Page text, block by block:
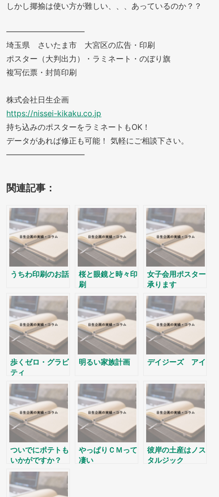
しかし揶揄は使い方が難しい、、、あっているのか？？
——————————
埼玉県 さいたま市 大宮区の広告・印刷
ポスター（大判出力）・ラミネート・のぼり旗
複写伝票・封筒印刷
株式会社日生企画
https://nissei-kikaku.co.jp
持ち込みのポスターをラミネートもOK！
データがあれば修正も可能！ 気軽にご相談下さい。
——————————
関連記事：
うちわ印刷のお話
桜と眼鏡と時々印
刷
女子会用ポスター
承ります
歩くゼロ・グラビ
ティ
明るい家族計画 デイジーズ アイ
ついでにポテトも
いかがですか？
やっぱりＣＭって
凄い
彼岸の土産はノス
タルジック